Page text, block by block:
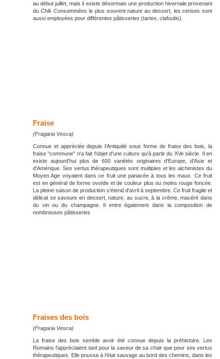
au début juillet, mais il existe désormais une production hivernale provenant
du Chili. Consommées le plus souvent nature au dessert, les cerises sont
aussi employées pour différentes pâtisseries (tartes, clafoutis).
Fraise
(Fragaria Vesca)
Connue et appréciée depuis l'Antiquité sous forme de fraise des bois, la
fraise "commune" n'a fait l'objet d'une culture qu'à partir du XVe siècle. Il en
existe aujourd'hui plus de 600 variétés originaires d'Europe, d'Asie et
d'Amérique. Ses vertus thérapeutiques sont multiples et les alchimistes du
Moyen Age voyaient dans ce fruit une panacée à tous les maux. Ce fruit
est en général de forme ovoïde et de couleur plus ou moins rouge foncée.
La pleine saison de production s'étend d'avril à septembre. Ce fruit fragile et
délicat se savoure en dessert, nature, au sucre, à la crème, macéré dans
du vin ou du champagne. Il entre également dans la composition de
nombreuses pâtisseries
Fraises des bois
(Fragaria Vesca)
La fraise des bois semble avoir été connue depuis la préhistoire. Les
Romains l'appréciaient tant pour la saveur de sa chair que pour ses vertus
thérapeutiques. Elle pousse à l'état sauvage au bord des chemins, dans les